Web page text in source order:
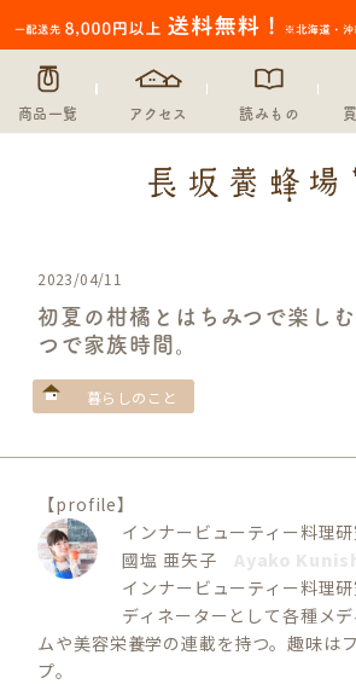
商品一覧 アクセス 読みもの
2023/04/11
初夏の柑橘とはちみつで楽し
つで家族時間。
暮らしのこと
【profile】
インナービューティー料理
國塩 亜矢子
インナービューティー料理
ディネーターとして各種メ
ムや美容栄養学の連載を持つ。趣味は
プ。